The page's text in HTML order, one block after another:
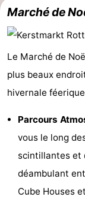
La
Haye
-
Rotterdam
-
Rockanje
Zeeland
Schouwen-
Duiveland
Renesse
Brouwershaven
Bruinisse
Marché de
Le Marché de
plus beaux
hivernale
Parcours
vous le long
scintillantes et
déambulant
Cube Houses